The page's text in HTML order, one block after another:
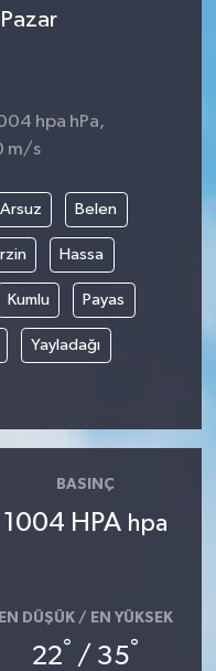
hpa hPa,
m/s
Arsuz Belen
Hassa
Kumlu Payas
Yayladağı
BASINÇ
1004 HPA hpa
EN DÜŞÜK / EN YÜKSEK
22° / 35°